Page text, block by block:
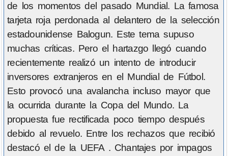
de los momentos del pasado Mundial. La famosa
tarjeta roja perdonada al delantero de la selección
estadounidense Balogun. Este tema supuso
muchas críticas. Pero el hartazgo llegó cuando
recientemente realizó un intento de introducir
inversores extranjeros en el Mundial de Fútbol.
Esto provocó una avalancha incluso mayor que
la ocurrida durante la Copa del Mundo. La
propuesta fue rectificada poco tiempo después
debido al revuelo. Entre los rechazos que recibió
destacó el de la UEFA . Chantajes por impagos